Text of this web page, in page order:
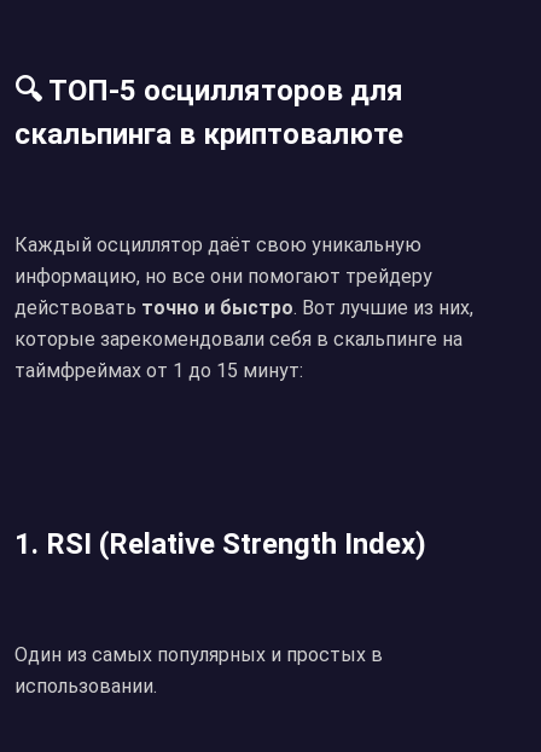
🔍 ТОП-5 осцилляторов для
скальпинга в криптовалюте
Каждый осциллятор даёт свою уникальную
информацию, но все они помогают трейдеру
действовать точно и быстро. Вот лучшие из них,
которые зарекомендовали себя в скальпинге на
таймфреймах от 1 до 15 минут:
1. RSI (Relative Strength Index)
Один из самых популярных и простых в
использовании.